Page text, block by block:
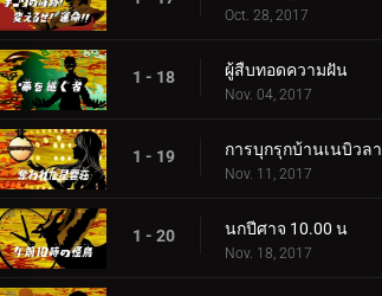
Oct. 28, 2017
1 - 18 ผู้สืบทอดความฝัน
Nov. 04, 2017
1 - 19 การบุกรุกบ้านเนบิวลา
Nov. 11, 2017
1 - 20 นกปีศาจ 10.00 น
Nov. 18, 2017